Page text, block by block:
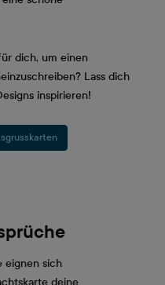
dich, um einen
Lass dich
inspirieren!
eignen sich
deine